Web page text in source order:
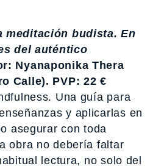
meditación budista. En
del auténtico
Nyanaponika Thera
Calle). PVP: 22 €
Una guía para
y aplicarlas en
asegurar con toda
obra no debería faltar
lectura, no solo del